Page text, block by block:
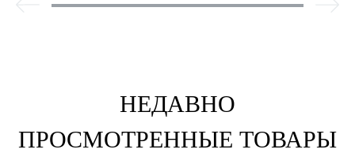
НЕДАВНО
ПРОСМОТРЕННЫЕ ТОВАРЫ